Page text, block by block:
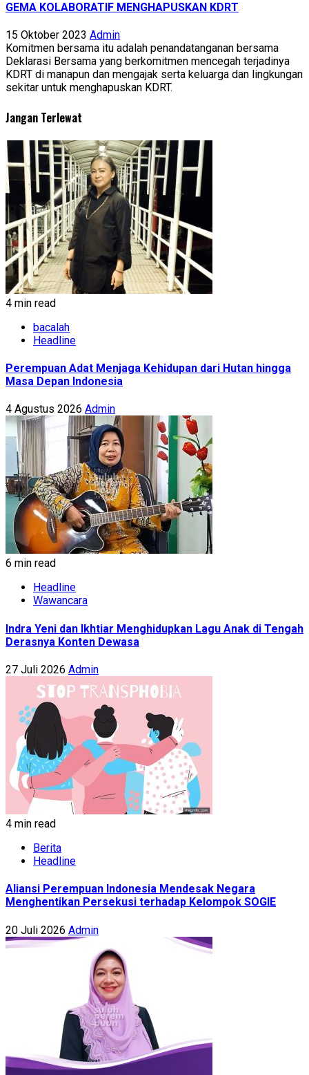
GEMA KOLABORATIF MENGHAPUSKAN KDRT
15 Oktober 2023 Admin
Komitmen bersama itu adalah penandatanganan bersama
Deklarasi Bersama yang berkomitmen mencegah terjadinya
KDRT di manapun dan mengajak serta keluarga dan lingkungan
sekitar untuk menghapuskan KDRT.
Jangan Terlewat
4 min read
bacalah
Headline
Perempuan Adat Menjaga Kehidupan dari Hutan hingga
Masa Depan Indonesia
4 Agustus 2026 Admin
6 min read
Headline
Wawancara
Indra Yeni dan Ikhtiar Menghidupkan Lagu Anak di Tengah
Derasnya Konten Dewasa
27 Juli 2026 Admin
4 min read
Berita
Headline
Aliansi Perempuan Indonesia Mendesak Negara
Menghentikan Persekusi terhadap Kelompok SOGIE
20 Juli 2026 Admin